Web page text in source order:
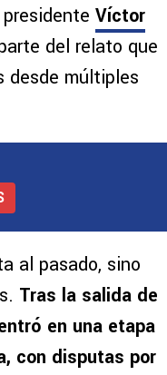
Víctor
del relato que
desde múltiples
al pasado, sino
Tras la salida de
en una etapa
con disputas por